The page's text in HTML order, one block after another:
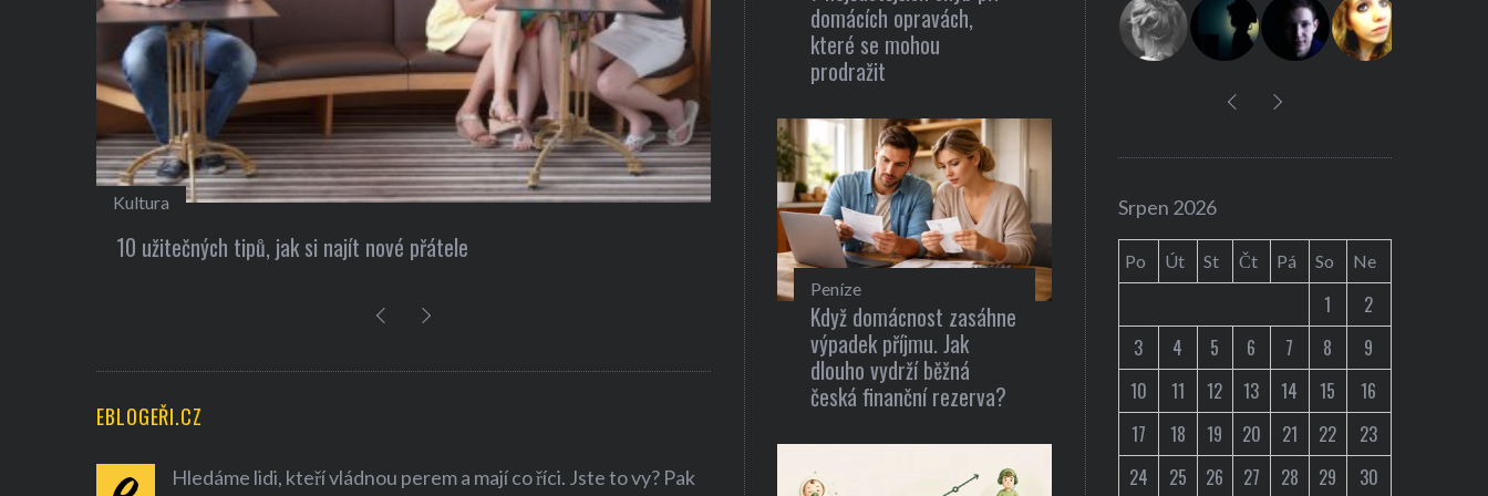
Kultura
10 užitečných tipů, jak si najít nové přátele
Gastronomie
Recepty pro zdravou a rychlou snídani
Představení
Musk ohlásil už
EBLOGEŘI.CZ
Hledáme lidi, kteří vládnou perem a mají co říci. Jste to vy? Pak
domácích opravách,
které se mohou
prodražit
Peníze
Když domácnost zasáhne
výpadek příjmu. Jak
dlouho vydrží běžná
česká finanční rezerva?
:
Srpen 2026
Po Út St Čt Pá So Ne
1
2
3
4 5 6 7 8
9
10
11 12 13 14 15
16
17
18 19 20 21 22
23
24
25 26 27 28 29 30